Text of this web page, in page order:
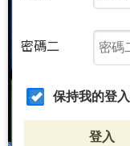
密碼二
保持我的登
登入